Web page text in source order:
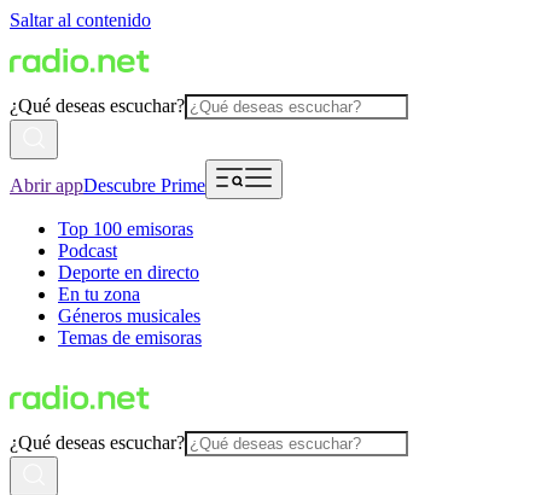
Saltar al contenido
¿Qué deseas escuchar?
Abrir appDescubre Prime
Top 100 emisoras
Podcast
Deporte en directo
En tu zona
Géneros musicales
Temas de emisoras
¿Qué deseas escuchar?